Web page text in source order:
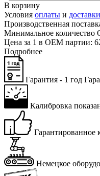
В корзину
Условия оплаты и доставки
Производственная
Минимальное количество
Цена за 1 в OEM партии:
Подробнее
Гарантия - 1 год
Калибровка
Гарантированное
Немецкое